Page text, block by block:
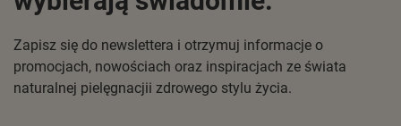
Zapisz się do newslettera i otrzymuj informacje o
promocjach, nowościach oraz inspiracjach ze świata
naturalnej pielęgnacjii zdrowego stylu życia.